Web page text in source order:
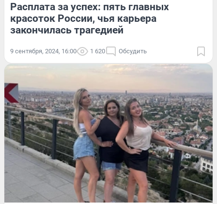
Расплата за успех: пять главных
красоток России, чья карьера
закончилась трагедией
9 сентября, 2024, 16:00 1 620 Обсудить